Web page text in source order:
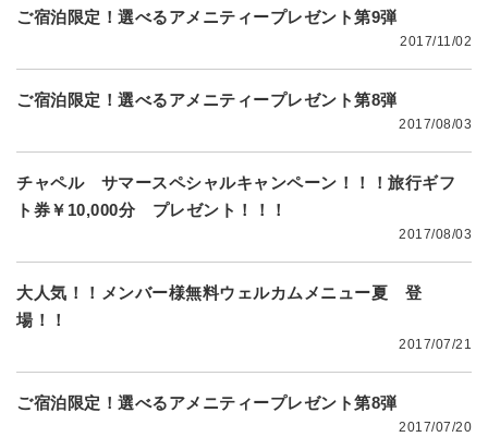
ご宿泊限定！選べるアメニティープレゼント第9弾
2017/11/02
ご宿泊限定！選べるアメニティープレゼント第8弾
2017/08/03
チャペル サマースペシャルキャンペーン！！！旅行ギフ
ト券￥10,000分 プレゼント！！！
2017/08/03
大人気！！メンバー様無料ウェルカムメニュー夏 登
場！！
2017/07/21
ご宿泊限定！選べるアメニティープレゼント第8弾
2017/07/20